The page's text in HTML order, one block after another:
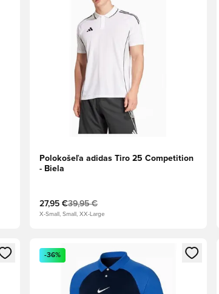
Polokošeľa adidas Tiro 25 Competition
- Biela
27,95 €39,95 €
X-Small, Small, XX-Large
ako člen
Otvorí modál na prihlásenie alebo
-36%